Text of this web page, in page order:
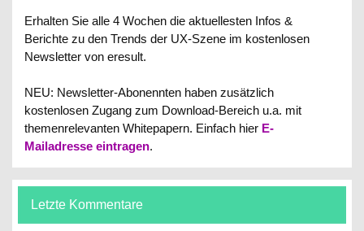
Erhalten Sie alle 4 Wochen die aktuellesten Infos &
Berichte zu den Trends der UX-Szene im kostenlosen
Newsletter von eresult.
NEU: Newsletter-Abonennten haben zusätzlich
kostenlosen Zugang zum Download-Bereich u.a. mit
themenrelevanten Whitepapern. Einfach hier E-
Mailadresse eintragen.
Letzte Kommentare